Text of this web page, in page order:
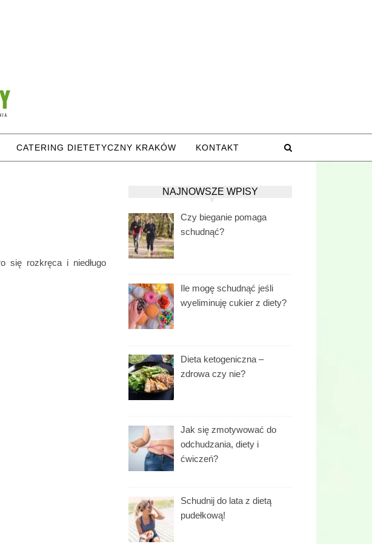
CATERING DIETETYCZNY KRAKÓW KONTAKT
się rozkręca i niedługo
NAJNOWSZE WPISY
Czy bieganie pomaga
schudnąć?
Ile mogę schudnąć jeśli
wyeliminuję cukier z diety?
Dieta ketogeniczna –
zdrowa czy nie?
Jak się zmotywować do
odchudzania, diety i
ćwiczeń?
Schudnij do lata z dietą
pudełkową!